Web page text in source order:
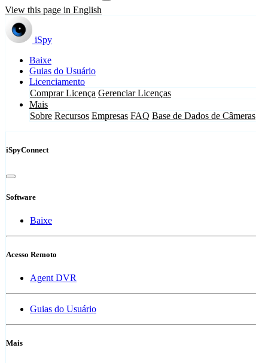
View this page in English
iSpy
Baixe
Guias do Usuário
Licenciamento
Comprar Licença Gerenciar Licenças
Mais
Sobre Recursos Empresas FAQ Base de Dados de Câmeras
iSpyConnect
Software
Baixe
Acesso Remoto
Agent DVR
Guias do Usuário
Mais